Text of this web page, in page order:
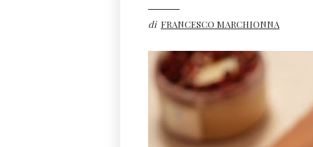
di FRANCESCO MARCHIONNA